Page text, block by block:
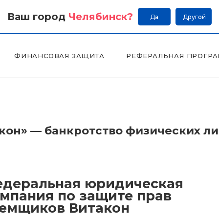
Ваш город Челябинск? Да Другой
ФИНАНСОВАЯ ЗАЩИТА РЕФЕРАЛЬНАЯ
— банкротство физических
юридическая
по защите прав
Витакон